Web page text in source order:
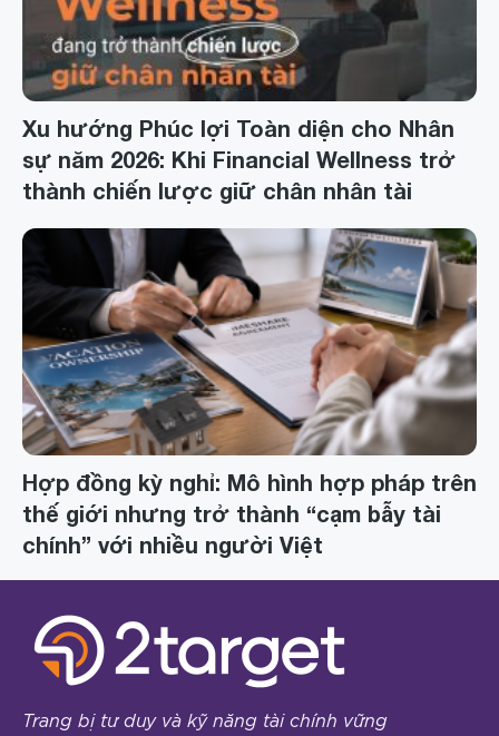
Xu hướng Phúc lợi Toàn diện cho Nhân
sự năm 2026: Khi Financial Wellness trở
thành chiến lược giữ chân nhân tài
Hợp đồng kỳ nghỉ: Mô hình hợp pháp trên
thế giới nhưng trở thành “cạm bẫy tài
chính” với nhiều người Việt
Trang bị tư duy và kỹ năng tài chính vững